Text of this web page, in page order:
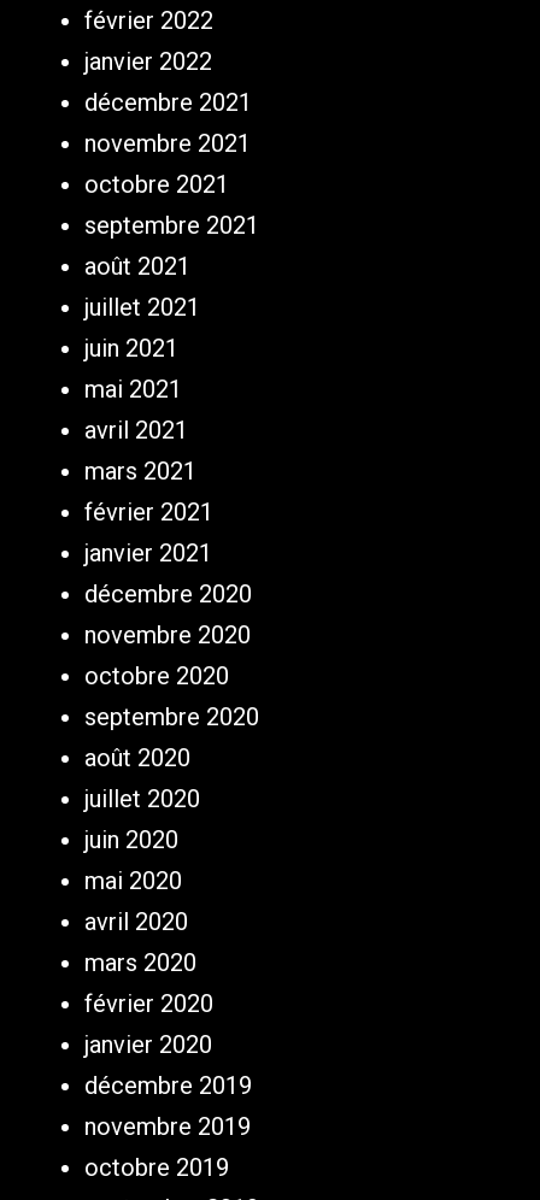
février 2022
janvier 2022
décembre 2021
novembre 2021
octobre 2021
septembre 2021
août 2021
juillet 2021
juin 2021
mai 2021
avril 2021
mars 2021
février 2021
janvier 2021
décembre 2020
novembre 2020
octobre 2020
septembre 2020
août 2020
juillet 2020
juin 2020
mai 2020
avril 2020
mars 2020
février 2020
janvier 2020
décembre 2019
novembre 2019
octobre 2019